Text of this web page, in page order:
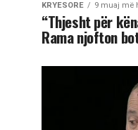
KRYESORE 9 muaj më
“Thjesht për
Rama njofton